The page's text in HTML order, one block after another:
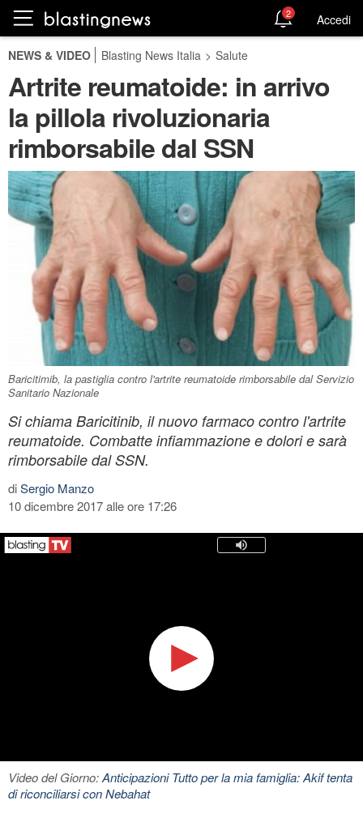
2 Accedi
NEWS & VIDEO Blasting News Italia > Salute
Artrite reumatoide: in arrivo
la pillola rivoluzionaria
rimborsabile dal SSN
Baricitimib, la pastiglia contro l'artrite reumatoide rimborsabile dal Servizio
Sanitario Nazionale
Si chiama Baricitinib, il nuovo farmaco contro l'artrite
reumatoide. Combatte infiammazione e dolori e sarà
rimborsabile dal SSN.
diSergio Manzo
10 dicembre 2017 alle ore 17:26
Video del Giorno:Anticipazioni Tutto per la mia famiglia: Akif tenta
di riconciliarsi con Nebahat